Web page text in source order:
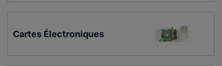
Cartes Électroniques